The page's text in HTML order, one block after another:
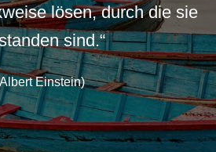
lösen, durch die sie
sind.“
Einstein)